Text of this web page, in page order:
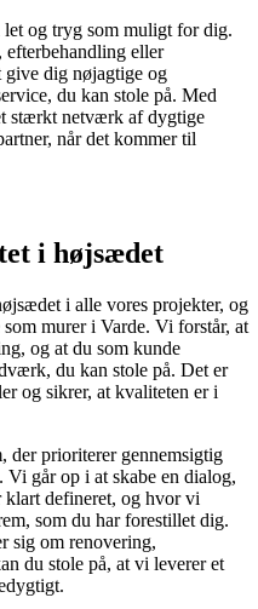
let og tryg som muligt for dig.
efterbehandling eller
dig nøjagtige og
du kan stole på. Med
stærkt netværk af dygtige
når det kommer til
i højsædet
i alle vores projekter, og
murer i Varde. Vi forstår, at
og at du som kunde
du kan stole på. Det er
og sikrer, at kvaliteten er i
der prioriterer gennemsigtig
går op i at skabe en dialog,
defineret, og hvor vi
som du har forestillet dig.
sig om renovering,
du stole på, at vi leverer et